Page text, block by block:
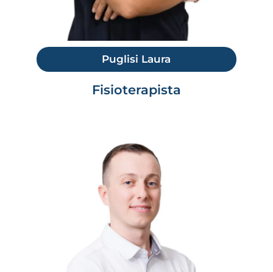
Puglisi Laura
Fisioterapista